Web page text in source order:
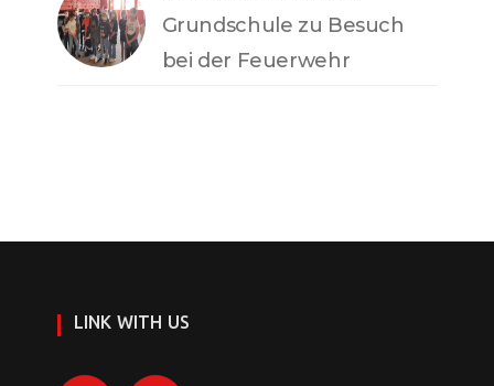
Grundschule zu Besuch
bei der Feuerwehr
LINK WITH US